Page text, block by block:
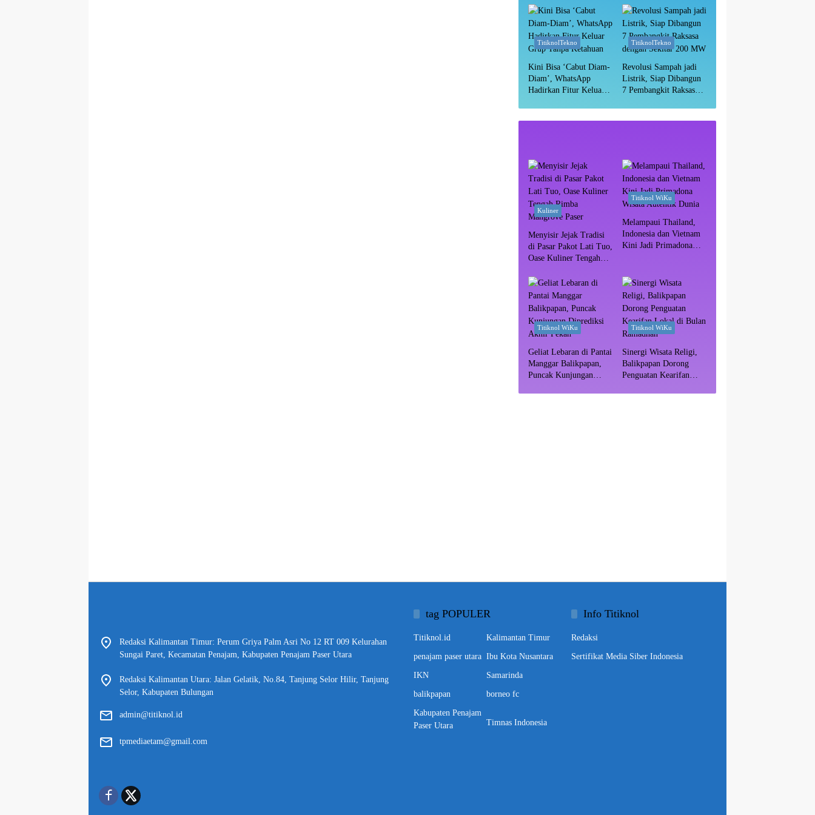
Masih Aman?
TitiknolTekno
Kini Bisa ‘Cabut Diam-
Diam’, WhatsApp
Hadirkan Fitur Keluar
TitiknolTekno
Revolusi Sampah jadi
Listrik, Siap Dibangun
7 Pembangkit Raksasa
Kuliner
Menyisir Jejak Tradisi
di Pasar Pakot Lati Tuo,
Oase Kuliner Tengah
Titiknol WiKu
Melampaui Thailand,
Indonesia dan Vietnam
Kini Jadi Primadona
Titiknol WiKu
Geliat Lebaran di Pantai
Manggar Balikpapan,
Puncak Kunjungan
Titiknol WiKu
Sinergi Wisata Religi,
Balikpapan Dorong
Penguatan Kearifan
Redaksi Kalimantan Timur: Perum Griya Palm Asri No 12 RT 009 Kelurahan
Sungai Paret, Kecamatan Penajam, Kabupaten Penajam Paser Utara
Redaksi Kalimantan Utara: Jalan Gelatik, No.84, Tanjung Selor Hilir, Tanjung
Selor, Kabupaten Bulungan
admin@titiknol.id
tpmediaetam@gmail.com
tag POPULER
Titiknol.id Kalimantan Timur
penajam paser utara Ibu Kota Nusantara
IKN Samarinda
balikpapan borneo fc
Kabupaten Penajam
Paser Utara
Timnas Indonesia
Info Titiknol
Redaksi
Sertifikat Media Siber Indonesia